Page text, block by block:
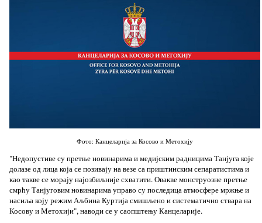
Фото: Канцеларија за Косово и Метохију
"Недопустиве су претње новинарима и медијским радницима Танјуга које
долазе од лица која се позивају на везе са приштинским сепаратистима и
као такве се морају најозбиљније схватити. Овакве монструозне претње
смрћу Танјуговим новинарима управо су последица атмосфере мржње и
насиља коју режим Аљбина Куртија смишљено и систематично ствара на
Косову и Метохији", наводи се у саопштењу Канцеларије.